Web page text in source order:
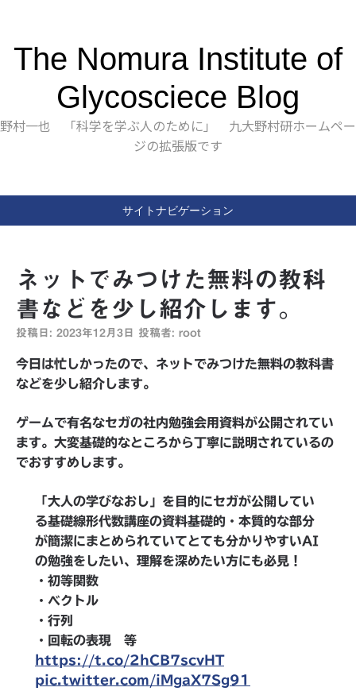
The Nomura Institute of
Glycosciece Blog
野村一也 「科学を学ぶ人のために」 九大野村研ホームペー
ジの拡張版です
サイトナビゲーション
ネットでみつけた無料の教科
書などを少し紹介します。
投稿日: 2023年12月3日 投稿者: root
今日は忙しかったので、ネットでみつけた無料の教科書
などを少し紹介します。
ゲームで有名なセガの社内勉強会用資料が公開されてい
ます。大変基礎的なところから丁寧に説明されているの
でおすすめします。
「大人の学びなおし」を目的にセガが公開してい
る基礎線形代数講座の資料基礎的・本質的な部分
が簡潔にまとめられていてとても分かりやすいAI
の勉強をしたい、理解を深めたい方にも必見！
・初等関数
・ベクトル
・行列
・回転の表現 等
https://t.co/2hCB7scvHT
pic.twitter.com/iMgaX7Sg91